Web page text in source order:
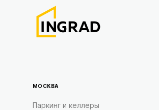
МОСКВА
Паркинг и келлеры